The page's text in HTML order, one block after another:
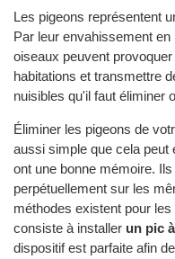
Les pigeons représentent
Par leur envahissement
oiseaux peuvent
habitations et transmettre
nuisibles qu'il faut éliminer
Éliminer les pigeons de
aussi simple que cela peut
ont une bonne mémoire.
perpétuellement sur les
méthodes existent pour
consiste à installer un pic
dispositif est parfaite afin